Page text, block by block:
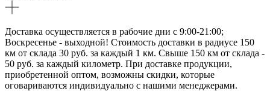
Доставка осуществляется в рабочие дни с 9:00-21:00;
Воскресенье - выходной! Стоимость доставки в радиусе 150
км от склада 30 руб. за каждый 1 км. Свыше 150 км от склада -
50 руб. за каждый километр. При доставке продукции,
приобретенной оптом, возможны скидки, которые
оговариваются индивидуально с нашими менеджерами.